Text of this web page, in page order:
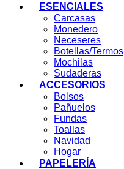
ESENCIALES
Carcasas
Monedero
Neceseres
Botellas/Termos
Mochilas
Sudaderas
ACCESORIOS
Bolsos
Pañuelos
Fundas
Toallas
Navidad
Hogar
PAPELERÍA